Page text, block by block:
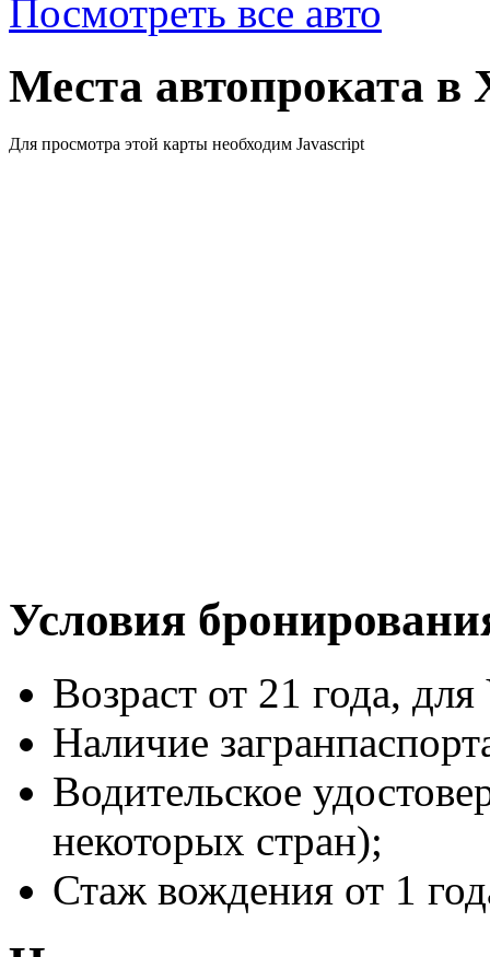
Посмотреть все авто
Места автопроката в
Для просмотра этой карты необходим Javascript
Условия
Возраст от 21 года,
Наличие
Водительское
некоторых стран);
Стаж вождения от 1